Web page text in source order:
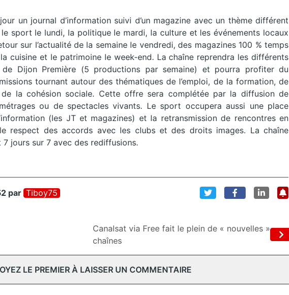
un journal d’information suivi d’un magazine avec un thème différent
sport le lundi, la politique le mardi, la culture et les événements locaux
sur l’actualité de la semaine le vendredi, des magazines 100 % temps
cuisine et le patrimoine le week-end. La chaîne reprendra les différents
de Dijon Première (5 productions par semaine) et pourra profiter du
tournant autour des thématiques de l’emploi, de la formation, de
de la cohésion sociale. Cette offre sera complétée par la diffusion de
ou de spectacles vivants. Le sport occupera aussi une place
(les JT et magazines) et la retransmission de rencontres en
respect des accords avec les clubs et des droits images. La chaîne
jours sur 7 avec des rediffusions.
par Tiboy75
Canalsat via Free fait le plein de « nouvelles »
chaînes
LE PREMIER À LAISSER UN COMMENTAIRE